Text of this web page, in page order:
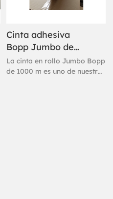
Cinta adhesiva
Bopp Jumbo de
1000 m
La cinta en rollo Jumbo Bopp
de 1000 m es uno de nuestros